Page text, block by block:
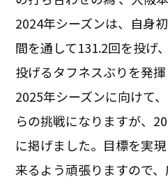
2024年シーズンは、自身
間を通して131.2回を投げ
投げるタフネスぶりを発揮
2025年シーズンに向けて
らの挑戦になりますが、
に掲げました。目標を実
来るよう頑張りますので